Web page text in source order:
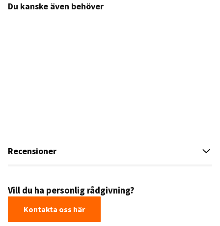
Du kanske även behöver
Recensioner
Vill du ha personlig rådgivning?
Kontakta oss här